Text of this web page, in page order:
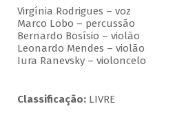
Virgínia Rodrigues – voz
Marco Lobo – percussão
Bernardo Bosísio – violão
Leonardo Mendes – violão
Iura Ranevsky – violoncelo
Classificação: LIVRE